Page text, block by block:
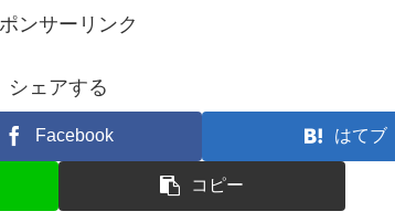
ンサーリンク
シェアする
Facebook はてブ
コピー